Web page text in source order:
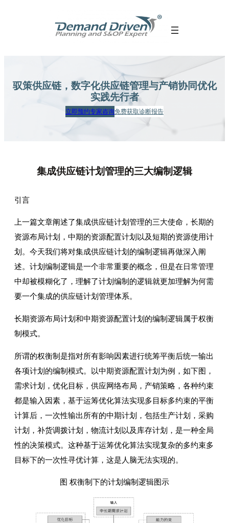
驭策供应链，数字化供应链管理与产销协同优化
实践先行者
立即预约专家咨询免费获取诊断报告
集成供应链计划管理的三大编制逻辑
引言
上一篇文章阐述了集成供应链计划管理的三大使命，长期的
资源布局计划，中期的资源配置计划以及短期的资源使用计
划。今天我们将对集成供应链计划的编制逻辑再做深入阐
述。计划编制逻辑是一个非常重要的概念，但是在日常管理
中却被模糊化了，理解了计划编制的逻辑就更加理解为何需
要一个集成的供应链计划管理体系。
长期资源布局计划和中期资源配置计划的编制逻辑属于权衡
制模式。
所谓的权衡制是指对所有影响因素进行统筹平衡后统一输出
各项计划的编制模式。以中期资源配置计划为例，如下图，
需求计划，优化目标，供应网络布局，产销策略，各种约束
都是输入因素，基于运筹优化算法实现多目标多约束的平衡
计算后，一次性输出所有的中期计划，包括生产计划，采购
计划，补货调拨计划，物流计划以及库存计划，是一种全局
性的决策模式。这种基于运筹优化算法实现复杂的多约束多
目标下的一次性寻优计算，这是人脑无法实现的。
图 权衡制下的计划编制逻辑图示